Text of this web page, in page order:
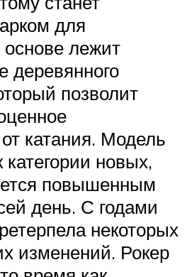
для
лежит
деревянного
позволит
катания. Модель
категории новых,
повышенным
день. С годами
некоторых
изменений. Рокер